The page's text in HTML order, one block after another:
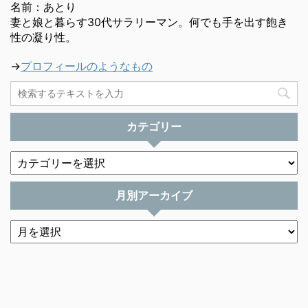
名前：あとり
妻と娘と暮らす30代サラリーマン。何でも手を出す飽き
性の凝り性。
→プロフィールのようなもの
カテゴリー
月別アーカイブ